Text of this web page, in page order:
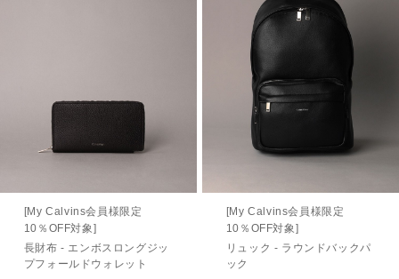
[My Calvins会員様限定
10％OFF対象]
長財布 - エンボスロングジッ
プフォールドウォレット
[My Calvins会員様限定
10％OFF対象]
リュック - ラウンドバックパ
ック